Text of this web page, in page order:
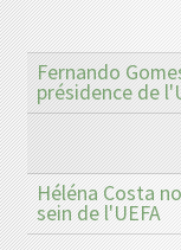
Fernando
présidence de
Héléna Costa
sein de l'UEFA